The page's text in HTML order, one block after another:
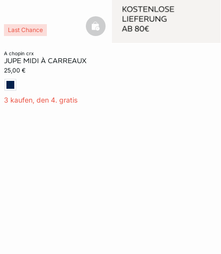
a chopin crx
JUPE MIDI À CARREAUX
25,00 €
3 kaufen, den 4. gratis
Last Chance basketfull